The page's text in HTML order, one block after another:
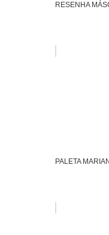
RESENHA
PALETA